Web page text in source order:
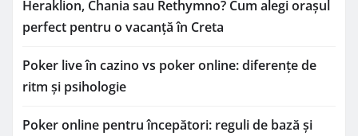
Heraklion, Chania sau Rethymno? Cum alegi orașul
perfect pentru o vacanță în Creta
Poker live în cazino vs poker online: diferențe de
ritm și psihologie
Poker online pentru începători: reguli de bază și